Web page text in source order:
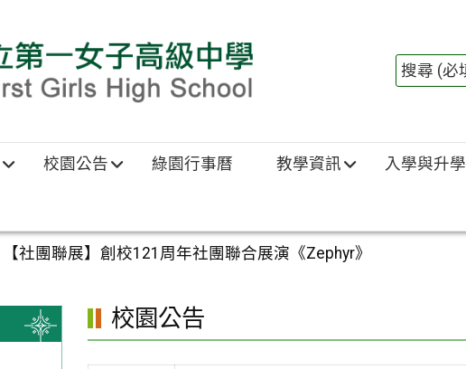
校園公告 綠園行事曆 教學資訊 入學與升學
【社團聯展】創校121周年社團聯合展演《Zephyr》
校園公告